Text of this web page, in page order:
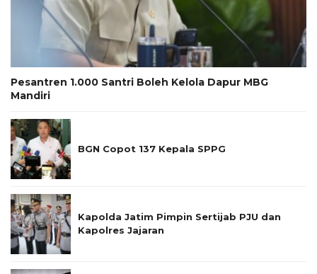
Pesantren 1.000 Santri Boleh Kelola Dapur MBG
Mandiri
BGN Copot 137 Kepala SPPG
Kapolda Jatim Pimpin Sertijab PJU dan
Kapolres Jajaran